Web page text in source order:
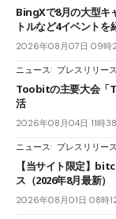
BingXで8月の大型キ
トルなど4イベントを
2026年08月07日 09時
ニュース プレスリリース
Toobitの主要大会「
活
2026年08月04日 11時
ニュース プレスリリース
【当サイト限定】
ス（2026年8月最新）
2026年08月01日 08時